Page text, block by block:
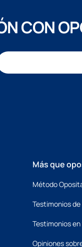
CON
Más que
Método
Testimonios
Testimonios
Opiniones